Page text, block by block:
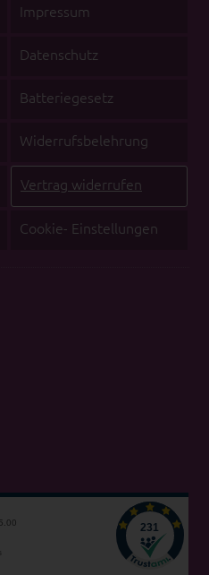
Impressum
Datenschutz
Batteriegesetz
Widerrufsbelehrung
Vertrag widerrufen
Cookie- Einstellungen